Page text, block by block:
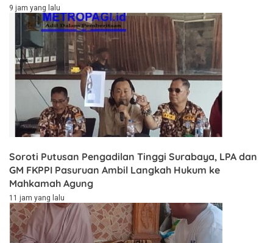
9 jam yang lalu
Soroti Putusan Pengadilan Tinggi Surabaya, LPA dan
GM FKPPI Pasuruan Ambil Langkah Hukum ke
Mahkamah Agung
11 jam yang lalu